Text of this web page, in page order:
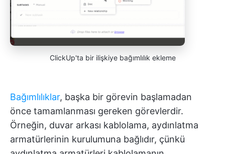
ClickUp'ta bir ilişkiye bağımlılık ekleme
Bağımlılıklar, başka bir görevin başlamadan
önce tamamlanması gereken görevlerdir.
Örneğin, duvar arkası kablolama, aydınlatma
armatürlerinin kurulumuna bağlıdır, çünkü